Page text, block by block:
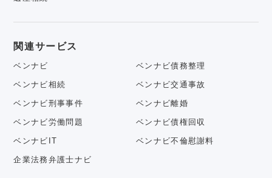
関連サービス
ベンナビ ベンナビ債務整理
ベンナビ相続 ベンナビ交通事故
ベンナビ刑事事件 ベンナビ離婚
ベンナビ労働問題 ベンナビ債権回収
ベンナビIT ベンナビ不倫慰謝料
企業法務弁護士ナビ